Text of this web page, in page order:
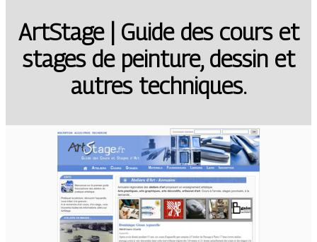
ArtStage | Guide des cours et
stages de peinture, dessin et
autres techniques.